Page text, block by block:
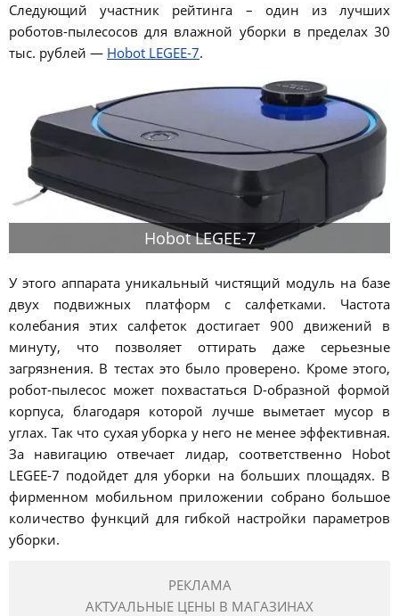
Следующий участник рейтинга – один из лучших
роботов-пылесосов для влажной уборки в пределах 30
тыс. рублей — Hobot LEGEE-7.
Hobot LEGEE-7
У этого аппарата уникальный чистящий модуль на базе
двух подвижных платформ с салфетками. Частота
колебания этих салфеток достигает 900 движений в
минуту, что позволяет оттирать даже серьезные
загрязнения. В тестах это было проверено. Кроме этого,
робот-пылесос может похвастаться D-образной формой
корпуса, благодаря которой лучше выметает мусор в
углах. Так что сухая уборка у него не менее эффективная.
За навигацию отвечает лидар, соответственно Hobot
LEGEE-7 подойдет для уборки на больших площадях. В
фирменном мобильном приложении собрано большое
количество функций для гибкой настройки параметров
уборки.
РЕКЛАМА
АКТУАЛЬНЫЕ ЦЕНЫ В МАГАЗИНАХ